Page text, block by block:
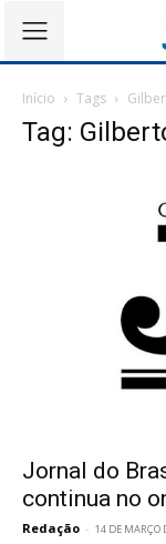
Início Tags
Tag:
Jornal do
continua no
Redação - 14 DE MARÇO